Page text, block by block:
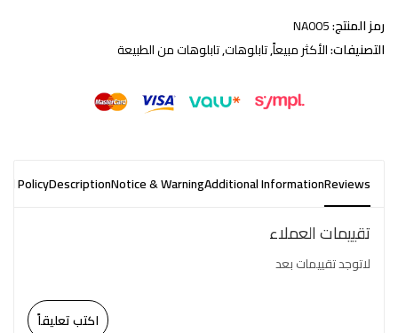
رمز المنتج:NA005
التصنيفات:الأكثر مبيعاً,تابلوهات,تابلوهات من الطبيعة
Reviews
Additional Information
Notice & Warning
Description
Policy
تقييمات العملاء
لاتوجد تقييمات بعد
اكتب تعليقاً